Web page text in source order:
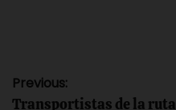
Navegación
Previous:
Transportistas de la ruta